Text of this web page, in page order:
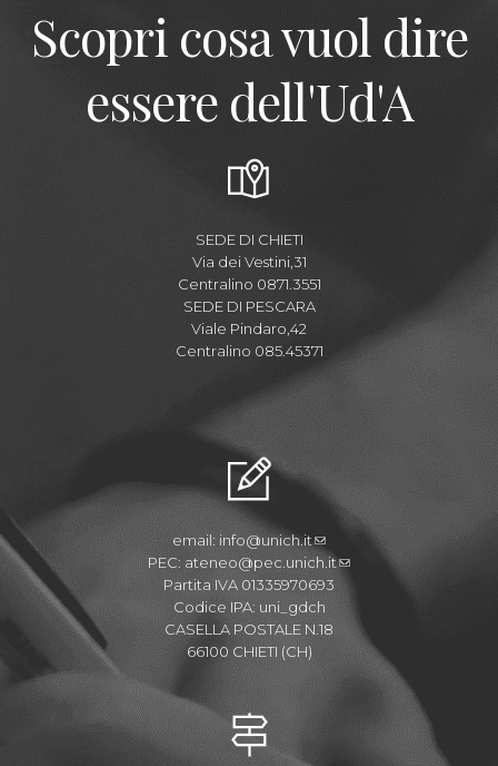
Scopri cosa vuol dire
essere dell'Ud'A
SEDE DI CHIETI
Via dei Vestini,31
Centralino 0871.3551
SEDE DI PESCARA
Viale Pindaro,42
Centralino 085.45371
email: info@unich.it
PEC: ateneo@pec.unich.it
Partita IVA 01335970693
Codice IPA: uni_gdch
CASELLA POSTALE N.18
66100 CHIETI (CH)